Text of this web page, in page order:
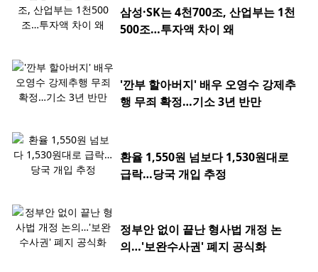
삼성·SK는 4천700조, 산업부는 1천
500조…투자액 차이 왜
'깐부 할아버지' 배우 오영수 강제추
행 무죄 확정…기소 3년 반만
환율 1,550원 넘보다 1,530원대로
급락…당국 개입 추정
정부안 없이 끝난 형사법 개정 논
의…'보완수사권' 폐지 공식화